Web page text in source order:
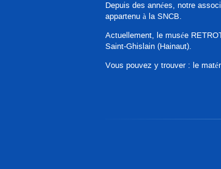
Depuis des années, notre
appartenu à la SNCB.
Actuellement, le musée
Saint-Ghislain (Hainaut).
Vous pouvez y trouver : le